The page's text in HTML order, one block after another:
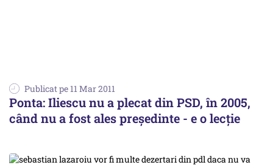
Publicat pe 11 Mar 2011
Ponta: Iliescu nu a plecat din PSD, în 2005,
când nu a fost ales preşedinte - e o lecţie